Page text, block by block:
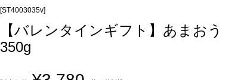
[ST4003035v]
【バレンタインギフト】あまおう
350g